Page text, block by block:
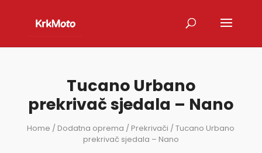
Tucano Urbano
prekrivač sjedala – Nano
Home / Dodatna oprema / Prekrivači / Tucano Urbano
prekrivač sjedala – Nano